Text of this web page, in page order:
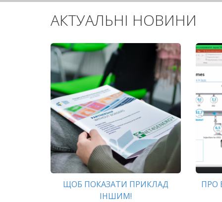
АКТУАЛЬНІ НОВИНИ
ЩОБ ПОКАЗАТИ ПРИКЛАД
ІНШИМ!
ПРО